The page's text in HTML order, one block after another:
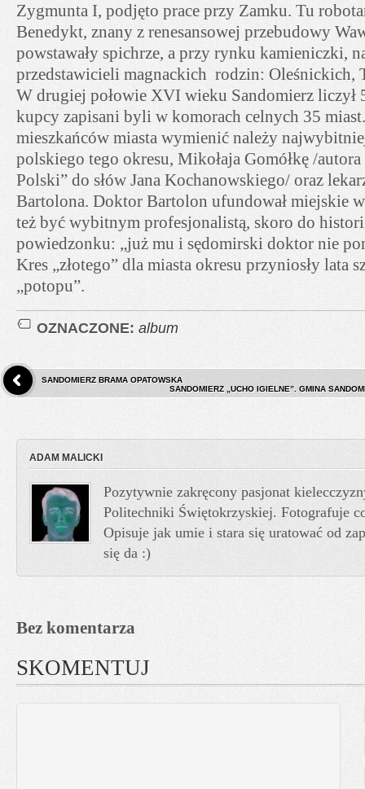
Zygmunta I, podjęto prace przy Zamku. Tu
Benedykt, znany z renesansowej przebudowy
powstawały spichrze, a przy rynku kamieniczki,
przedstawicieli magnackich rodzin: Oleśnickich,
W drugiej połowie XVI wieku Sandomierz liczył
kupcy zapisani byli w komorach celnych 35
mieszkańców miasta wymienić należy
polskiego tego okresu, Mikołaja Gomółkę /
Polski” do słów Jana Kochanowskiego/ oraz
Bartolona. Doktor Bartolon ufundował miejskie
też być wybitnym profesjonalistą, skoro do
powiedzonku: „już mu i sędomirski doktor nie
Kres „złotego” dla miasta okresu przyniosły lata
„potopu”.
OZNACZONE: album
SANDOMIERZ BRAMA OPATOWSKA
SANDOMIERZ „UCHO IGIELNE”. GMINA
ADAM MALICKI
Pozytywnie zakręcony pasjonat
Politechniki Świętokrzyskiej. Fotografuje
Opisuje jak umie i stara się uratować od
się da :)
Bez komentarza
SKOMENTUJ